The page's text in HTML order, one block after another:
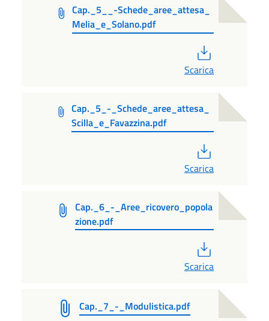
Cap._5__-Schede_aree_attesa_
Melia_e_Solano.pdf
Scarica
Cap._5_-_Schede_aree_attesa_
Scilla_e_Favazzina.pdf
Scarica
Cap._6_-_Aree_ricovero_popola
zione.pdf
Scarica
Cap._7_-_Modulistica.pdf